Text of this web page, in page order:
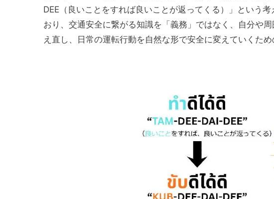
DEE（良いことをすれば良いことが返ってくる）」という
おり、交通安全に繋がる知識を「義務」ではなく、自分や
え直し、日常の運転行動を自然な形で安全に変えていくため